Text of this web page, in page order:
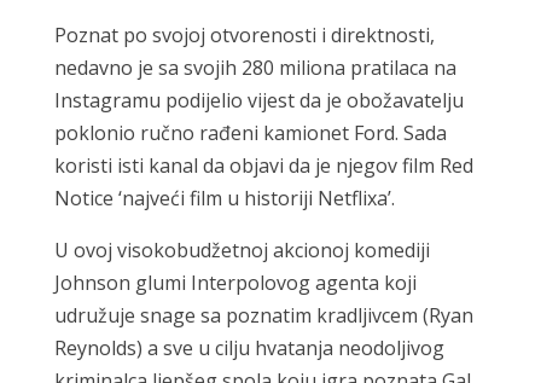
Poznat po svojoj otvorenosti i direktnosti,
nedavno je sa svojih 280 miliona pratilaca na
Instagramu podijelio vijest da je obožavatelju
poklonio ručno rađeni kamionet Ford. Sada
koristi isti kanal da objavi da je njegov film Red
Notice ‘najveći film u historiji Netflixa’.
U ovoj visokobudžetnoj akcionoj komediji
Johnson glumi Interpolovog agenta koji
udružuje snage sa poznatim kradljivcem (Ryan
Reynolds) a sve u cilju hvatanja neodoljivog